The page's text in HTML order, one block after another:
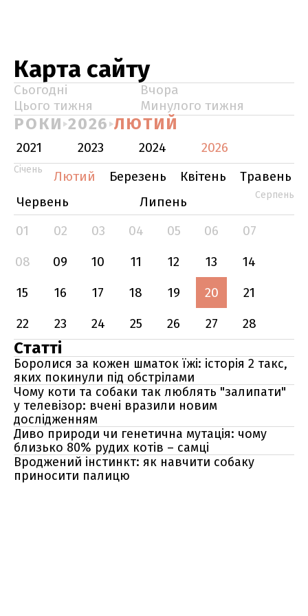
Карта сайту
Сьогодні
Вчора
Цього тижня
Минулого тижня
РОКИ 2026 ЛЮТИЙ
2021 2023 2024 2026
Січень Лютий Березень Квітень
Травень
Червень
Липень Серпень
01 02 03 04 05 06
07
08
09 10 11 12 13
14
15
16 17 18 19 20
21
22
23 24 25 26 27 28
Статті
Боролися за кожен шматок їжі: історія 2 такс,
яких покинули під обстрілами
Чому коти та собаки так люблять "залипати"
у телевізор: вчені вразили новим
дослідженням
Диво природи чи генетична мутація: чому
близько 80% рудих котів – самці
Вроджений інстинкт: як навчити собаку
приносити палицю